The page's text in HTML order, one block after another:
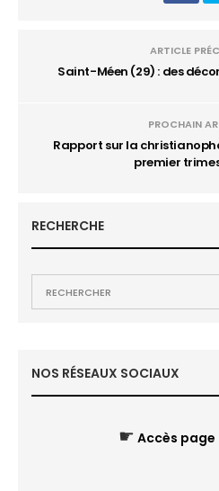
ARTICLE
Saint-Méen (29) : des
PROCHAIN
Rapport sur la
premier
RECHERCHE
NOS RÉSEAUX SOCIAUX
☛ Accès